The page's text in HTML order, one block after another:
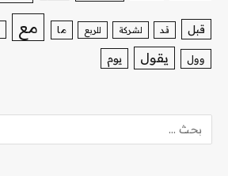
قبل قد لشركة للربع ما مع
وول يقول يوم